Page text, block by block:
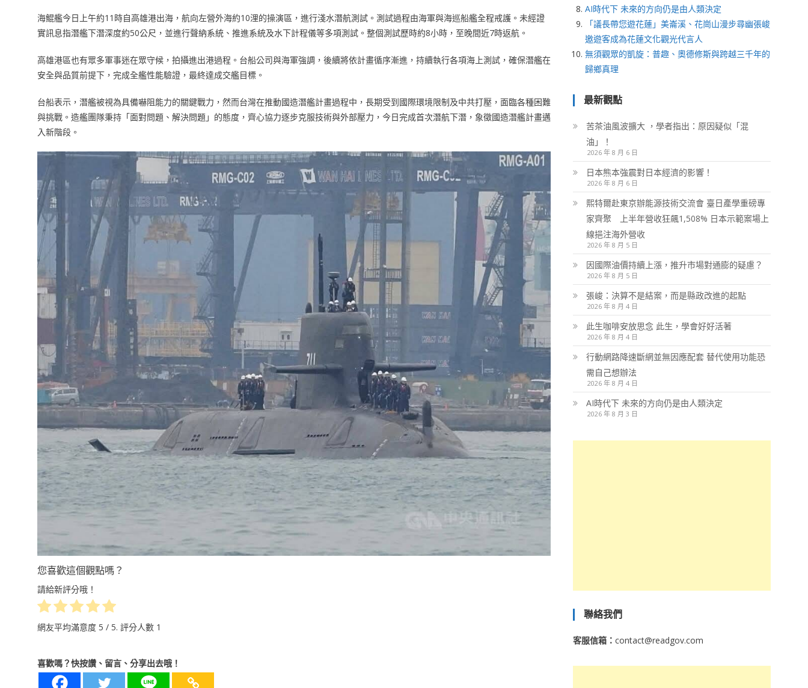
海鯤艦今日上午約11時自高雄港出海，航向左營外海約10浬的操演區，進行淺水潛航測試。測試過程由海軍與海巡船艦全程戒護。未經證
實訊息指潛艦下潛深度約50公尺，並進行聲納系統、推進系統及水下計程儀等多項測試。整個測試歷時約8小時，至晚間近7時返航。
高雄港區也有眾多軍事迷在眾守候，拍攝進出港過程。台船公司與海軍強調，後續將依計畫循序漸進，持續執行各項海上測試，確保潛艦在
安全與品質前提下，完成全艦性能驗證，最終達成交艦目標。
台船表示，潛艦被視為具備嚇阻能力的關鍵戰力，然而台灣在推動國造潛艦計畫過程中，長期受到國際環境限制及中共打壓，面臨各種困難
與挑戰。造艦團隊秉持「面對問題、解決問題」的態度，齊心協力逐步克服技術與外部壓力，今日完成首次潛航下潛，象徵國造潛艦計畫邁
入新階段。
您喜歡這個觀點嗎？
請給新評分哦！
網友平均滿意度 5 / 5. 評分人數 1
喜歡嗎？快按讚、留言、分享出去哦！
AI時代下 未來的方向仍是由人類決定
「議長帶您遊花蓮」美崙溪、花崗山漫步尋幽張峻
邀遊客成為花蓮文化觀光代言人
無須觀眾的凱旋：普趣、奧德修斯與跨越三千年的
歸鄉真理
最新觀點
苦茶油風波擴大 ，學者指出：原因疑似「混
油」！
2026 年 8 月 6 日
日本熊本強震對日本經濟的影響！
2026 年 8 月 6 日
熙特爾赴東京辦能源技術交流會 臺日產學重磅專
家齊聚 上半年營收狂飆1,508% 日本示範案場上
線挹注海外營收
2026 年 8 月 5 日
因國際油價持續上漲，推升市場對通膨的疑慮？
2026 年 8 月 5 日
張峻：決算不是結案，而是縣政改進的起點
2026 年 8 月 4 日
此生咖啡安放思念 此生，學會好好活著
2026 年 8 月 4 日
行動網路降速斷網並無因應配套 替代使用功能恐
需自己想辦法
2026 年 8 月 4 日
AI時代下 未來的方向仍是由人類決定
2026 年 8 月 3 日
聯絡我們
客服信箱： contact@readgov.com